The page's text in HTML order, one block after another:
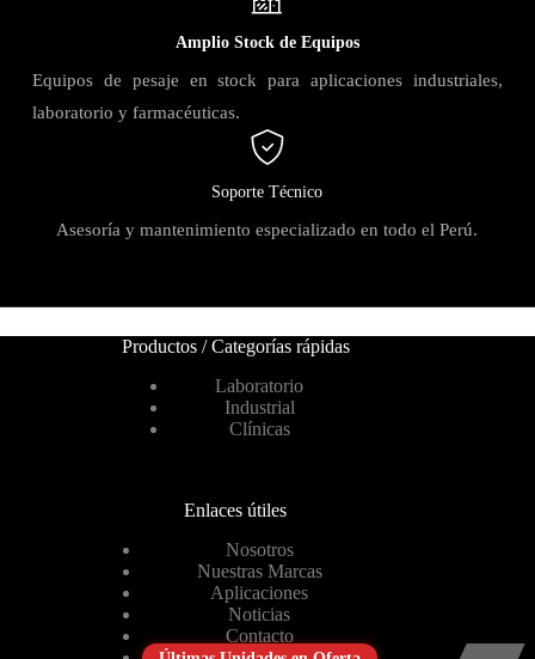
Amplio Stock de Equipos
Equipos de pesaje en stock para aplicaciones industriales,
laboratorio y farmacéuticas.
Soporte Técnico
Asesoría y mantenimiento especializado en todo el Perú.
Productos / Categorías rápidas
Laboratorio
Industrial
Clínicas
Enlaces útiles
Nosotros
Nuestras Marcas
Aplicaciones
Noticias
Contacto